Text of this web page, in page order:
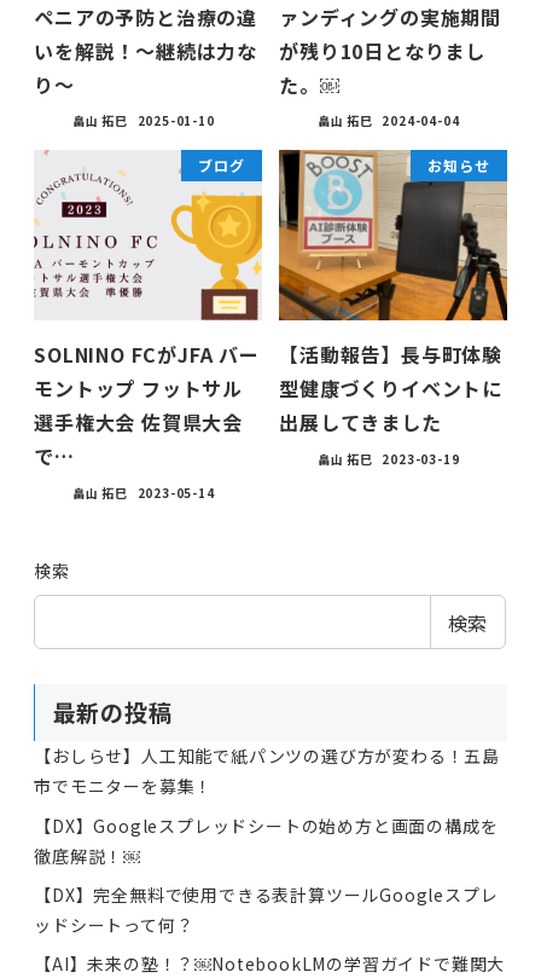
ペニアの予防と治療の違
いを解説！〜継続は力な
り〜
畠山 拓巳 2025-01-10
ァンディングの実施期間
が残り10日となりまし
た。￼
畠山 拓巳 2024-04-04
ブログ
SOLNINO FCがJFA バー
モントップ フットサル
選手権大会 佐賀県大会
で…
畠山 拓巳 2023-05-14
お知らせ
【活動報告】長与町体験
型健康づくりイベントに
出展してきました
畠山 拓巳 2023-03-19
検索
検索
最新の投稿
【おしらせ】人工知能で紙パンツの選び方が変わる！五島
市でモニターを募集！
【DX】Googleスプレッドシートの始め方と画面の構成を
徹底解説！￼
【DX】完全無料で使用できる表計算ツールGoogleスプレ
ッドシートって何？
【AI】未来の塾！？￼NotebookLMの学習ガイドで難関大